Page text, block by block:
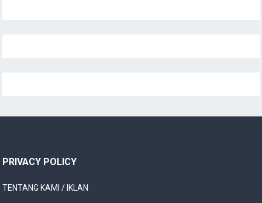
PRIVACY POLICY
TENTANG KAMI / IKLAN